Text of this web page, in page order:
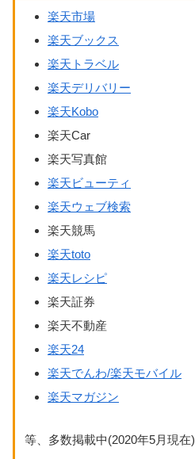
楽天市場
楽天ブックス
楽天トラベル
楽天デリバリー
楽天Kobo
楽天Car
楽天写真館
楽天ビューティ
楽天ウェブ検索
楽天競馬
楽天toto
楽天レシピ
楽天証券
楽天不動産
楽天24
楽天でんわ/楽天モバイル
楽天マガジン
等、多数掲載中(2020年5月現在)